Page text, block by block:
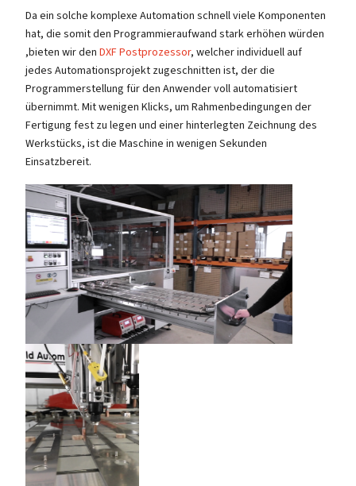
Da ein solche komplexe Automation schnell viele Komponenten
hat, die somit den Programmieraufwand stark erhöhen würden
,bieten wir den DXF Postprozessor, welcher individuell auf
jedes Automationsprojekt zugeschnitten ist, der die
Programmerstellung für den Anwender voll automatisiert
übernimmt. Mit wenigen Klicks, um Rahmenbedingungen der
Fertigung fest zu legen und einer hinterlegten Zeichnung des
Werkstücks, ist die Maschine in wenigen Sekunden
Einsatzbereit.